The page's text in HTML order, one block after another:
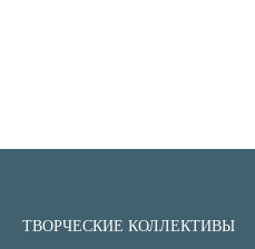
ТВОРЧЕСКИЕ КОЛЛЕКТИВЫ